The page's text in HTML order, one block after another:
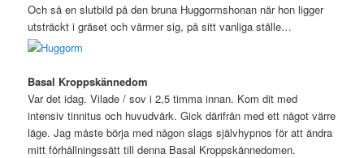
Och så en slutbild på den bruna Huggormshonan när hon ligger
utsträckt i gräset och värmer sig, på sitt vanliga ställe…
Basal Kroppskännedom
Var det idag. Vilade / sov i 2,5 timma innan. Kom dit med
intensiv tinnitus och huvudvärk. Gick därifrån med ett något värre
läge. Jag måste börja med någon slags självhypnos för att ändra
mitt förhållningssätt till denna Basal Kroppskännedomen.